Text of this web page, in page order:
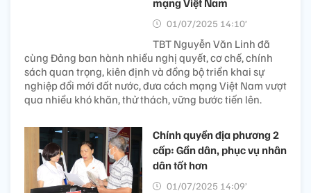
mạng Việt Nam
01/07/2025 14:10’
TBT Nguyễn Văn Linh đã
cùng Đảng ban hành nhiều nghị quyết, cơ chế, chính
sách quan trọng, kiên định và đồng bộ triển khai sự
nghiệp đổi mới đất nước, đưa cách mạng Việt Nam vượt
qua nhiều khó khăn, thử thách, vững bước tiến lên.
Chính quyền địa phương 2
cấp: Gần dân, phục vụ nhân
dân tốt hơn
01/07/2025 14:09’